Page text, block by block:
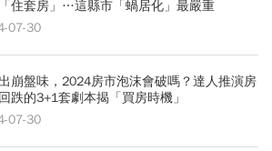
住套房」…這縣市「蝸居化」最嚴重
07-30
崩盤味，2024房市泡沫會破嗎？達人推演房
跌的3+1套劇本揭「買房時機」
07-30